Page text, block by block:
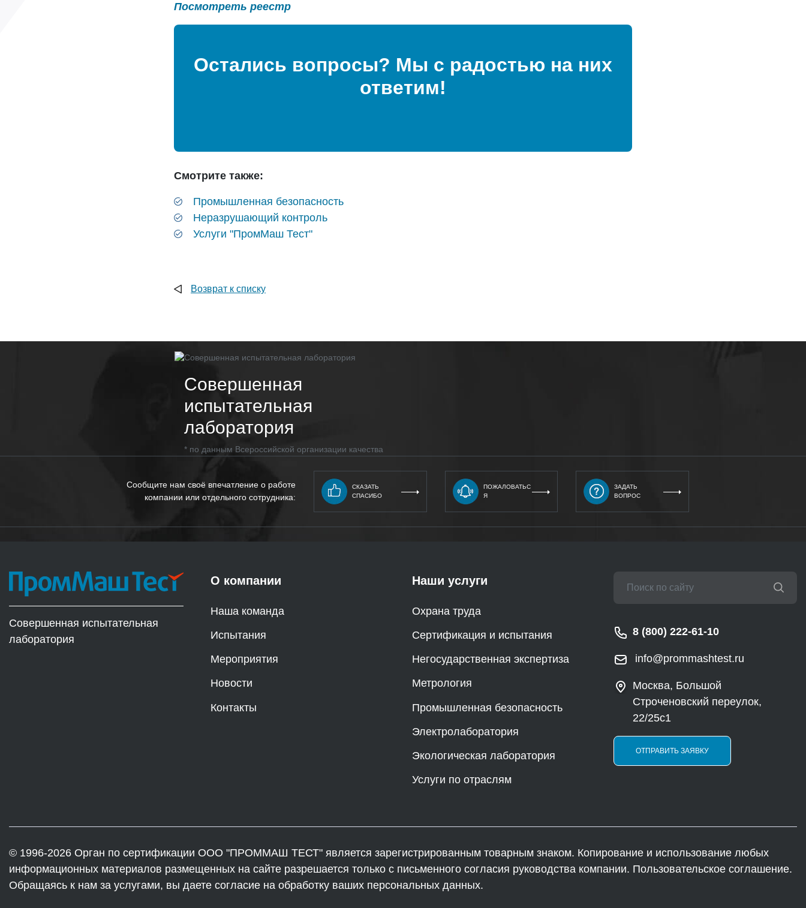
Посмотреть реестр
Остались вопросы? Мы с радостью на них
ответим!
Смотрите также:
Промышленная безопасность
Неразрушающий контроль
Услуги "ПромМаш Тест"
Возврат к списку
Совершенная
испытательная
лаборатория
* по данным Всероссийской организации качества
Сообщите нам своё впечатление о работе
компании или отдельного сотрудника:
СКАЗАТЬ
СПАСИБО
ПОЖАЛОВАТЬС
Я
ЗАДАТЬ
ВОПРОС
Совершенная испытательная
лаборатория
О компании
Наша команда
Испытания
Мероприятия
Новости
Контакты
Наши услуги
Охрана труда
Сертификация и испытания
Негосударственная экспертиза
Метрология
Промышленная безопасность
Электролаборатория
Экологическая лаборатория
Услуги по отраслям
8 (800) 222-61-10
info@prommashtest.ru
Москва, Большой
Строченовский переулок,
22/25с1
ОТПРАВИТЬ ЗАЯВКУ
© 1996-2026 Орган по сертификации ООО "ПРОММАШ ТЕСТ" является зарегистрированным товарным знаком. Копирование и использование любых
информационных материалов размещенных на сайте разрешается только с письменного согласия руководства компании. Пользовательское соглашение.
Обращаясь к нам за услугами, вы даете согласие на обработку ваших персональных данных.